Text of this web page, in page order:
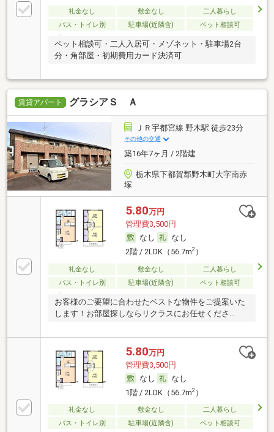
礼金なし 敷金なし
二人暮らし
バス・トイレ別
駐車場(近隣含) ペット相談可
ペット相談可・二人入居可・メゾネット・駐車場2台
分・角部屋・初期費用カード決済可
賃貸アパート グラシアＳ Ａ
ＪＲ宇都宮線 野木駅 徒歩23分
その他の交通
築16年7ヶ月 / 2階建
栃木県下都賀郡野木町大字南赤
塚
5.80万円
管理費3,500円
なし
なし
2階 / 2LDK（56.7m2）
礼金なし 敷金なし
二人暮らし
バス・トイレ別
駐車場(近隣含) ペット相談可
お客様のご要望に合わせたベストな物件をご提案いた
します！お部屋探しならリクラスにお任せくださ
5.80万円
管理費3,500円
なし
なし
1階 / 2LDK（56.7m2）
礼金なし 敷金なし
二人暮らし
バス・トイレ別
駐車場(近隣含) ペット相談可